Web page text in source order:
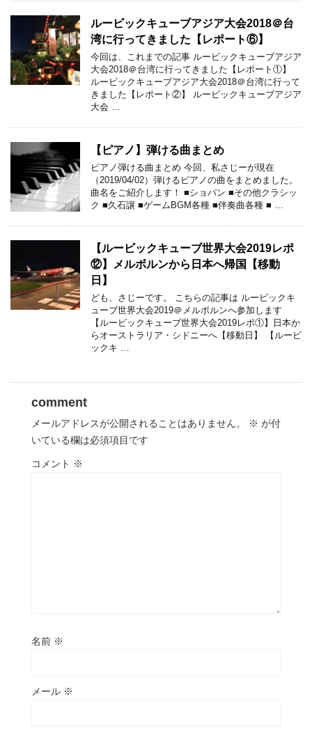
ルービックキューブアジア大会2018＠台
湾に行ってきました【レポート⑥】
今回は、これまでの記事 ルービックキューブアジア
大会2018＠台湾に行ってきました【レポート①】
ルービックキューブアジア大会2018＠台湾に行って
きました【レポート②】 ルービックキューブアジア
大会 …
【ピアノ】弾ける曲まとめ
ピアノ弾ける曲まとめ 今回、私さじーが現在
（2019/04/02）弾けるピアノの曲をまとめました。
曲名をご紹介します！ ■ショパン ■その他クラシッ
ク ■久石譲 ■ゲームBGM各種 ■伴奏曲各種 ■ …
【ルービックキューブ世界大会2019レポ
⑫】メルボルンから日本へ帰国【移動
日】
ども、さじーです。 こちらの記事は ルービックキ
ューブ世界大会2019＠メルボルンへ参加します
【ルービックキューブ世界大会2019レポ①】日本か
らオーストラリア・シドニーへ【移動日】 【ルービ
ックキ …
comment
メールアドレスが公開されることはありません。 ※ が付
いている欄は必須項目です
コメント ※
名前 ※
メール ※